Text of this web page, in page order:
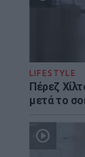
LIFESTYLE
Πέρεζ
μετά το